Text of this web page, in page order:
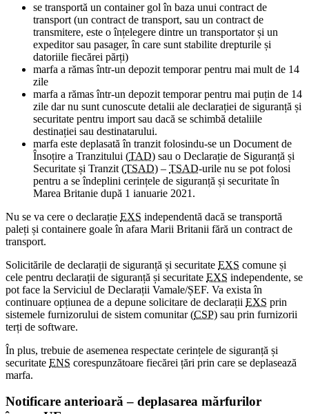
se transportă un container gol în baza unui contract de
transport (un contract de transport, sau un contract de
transmitere, este o înțelegere dintre un transportator și un
expeditor sau pasager, în care sunt stabilite drepturile și
datoriile fiecărei părți)
marfa a rămas într-un depozit temporar pentru mai mult de 14
zile
marfa a rămas într-un depozit temporar pentru mai puțin de 14
zile dar nu sunt cunoscute detalii ale declarației de siguranță și
securitate pentru import sau dacă se schimbă detaliile
destinației sau destinatarului.
marfa este deplasată în tranzit folosindu-se un Document de
Însoțire a Tranzitului (TAD) sau o Declarație de Siguranță și
Securitate și Tranzit (TSAD) – TSAD-urile nu se pot folosi
pentru a se îndeplini cerințele de siguranță și securitate în
Marea Britanie după 1 ianuarie 2021.
Nu se va cere o declarație EXS independentă dacă se transportă
paleți și containere goale în afara Marii Britanii fără un contract de
transport.
Solicitările de declarații de siguranță și securitate EXS comune și
cele pentru declarații de siguranță și securitate EXS independente, se
pot face la Serviciul de Declarații Vamale/ȘEF. Va exista în
continuare opțiunea de a depune solicitare de declarații EXS prin
sistemele furnizorului de sistem comunitar (CSP) sau prin furnizorii
terți de software.
În plus, trebuie de asemenea respectate cerințele de siguranță și
securitate ENS corespunzătoare fiecărei țări prin care se deplasează
marfa.
Notificare anterioară – deplasarea mărfurilor